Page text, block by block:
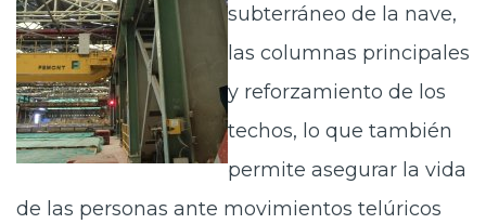
subterráneo de la nave,
las columnas principales
y reforzamiento de los
techos, lo que también
permite asegurar la vida
de las personas ante movimientos telúricos